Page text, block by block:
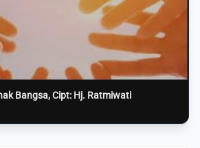
Bangsa, Cipt: Hj. Ratmiwati